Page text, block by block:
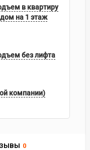
0
в квартиру
на 1 этаж
без лифта
компании)